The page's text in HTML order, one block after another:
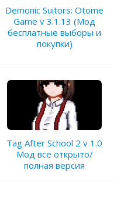
Demonic Suitors: Otome
Game v 3.1.13 (Мод
бесплатные выборы и
покупки)
Tag After School 2 v 1.0
Мод все открыто/
полная версия